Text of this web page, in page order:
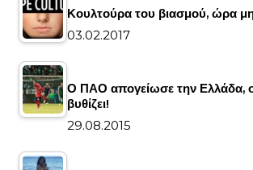
Κουλτούρα του βιασμού, ώρα
03.02.2017
Ο ΠΑΟ απογείωσε την Ελλάδα,
βυθίζει!
29.08.2015